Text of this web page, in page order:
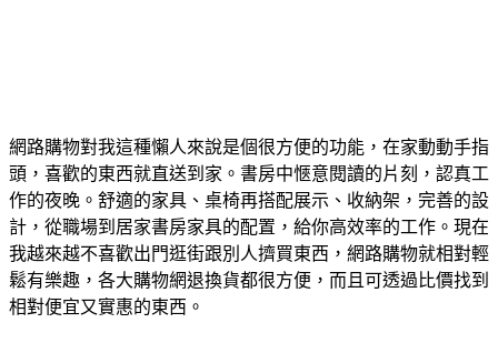
網路購物對我這種懶人來說是個很方便的功能，在家動動手指
頭，喜歡的東西就直送到家。書房中愜意閱讀的片刻，認真工
作的夜晚。舒適的家具、桌椅再搭配展示、收納架，完善的設
計，從職場到居家書房家具的配置，給你高效率的工作。現在
我越來越不喜歡出門逛街跟別人擠買東西，網路購物就相對輕
鬆有樂趣，各大購物網退換貨都很方便，而且可透過比價找到
相對便宜又實惠的東西。